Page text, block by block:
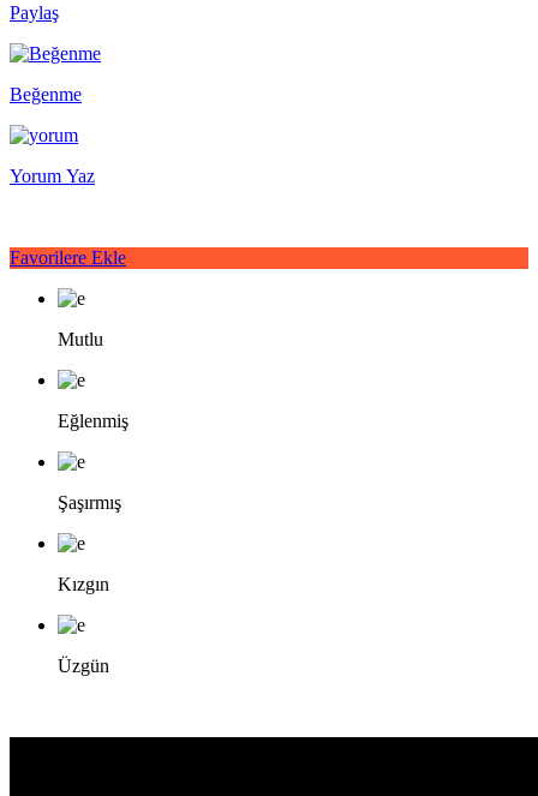
Paylaş
Beğenme
Yorum Yaz
Favorilere Ekle
Mutlu
Eğlenmiş
Şaşırmış
Kızgın
Üzgün